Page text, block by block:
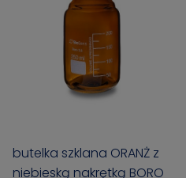
butelka szklana ORANŻ z
niebieską nakrętką BORO